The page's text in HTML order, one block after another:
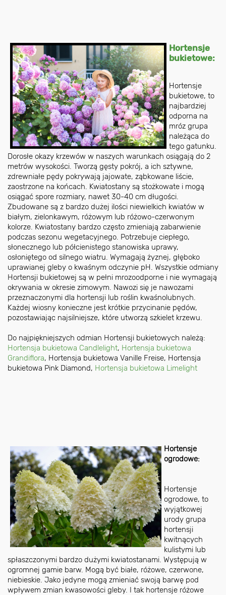
Hortensje
bukietowe:
Hortensje
bukietowe, to
najbardziej
odporna na
mróz grupa
należąca do
tego gatunku.
Dorosłe okazy krzewów w naszych warunkach osiągają do 2
metrów wysokości. Tworzą gęsty pokrój, a ich sztywne,
zdrewniałe pędy pokrywają jajowate, ząbkowane liście,
zaostrzone na końcach. Kwiatostany są stożkowate i mogą
osiągać spore rozmiary, nawet 30-40 cm długości.
Zbudowane są z bardzo dużej ilości niewielkich kwiatów w
białym, zielonkawym, różowym lub różowo-czerwonym
kolorze. Kwiatostany bardzo często zmieniają zabarwienie
podczas sezonu wegetacyjnego. Potrzebuje ciepłego,
słonecznego lub półcienistego stanowiska uprawy,
osłoniętego od silnego wiatru. Wymagają żyznej, głęboko
uprawianej gleby o kwaśnym odczynie pH. Wszystkie odmiany
Hortensji bukietowej są w pełni mrozoodporne i nie wymagają
okrywania w okresie zimowym. Nawozi się je nawozami
przeznaczonymi dla hortensji lub roślin kwaśnolubnych.
Każdej wiosny konieczne jest krótkie przycinanie pędów,
pozostawiając najsilniejsze, które utworzą szkielet krzewu.
Do najpiękniejszych odmian Hortensji bukietowych należą:
Hortensja bukietowa Candlelight, Hortensja bukietowa
Grandiflora, Hortensja bukietowa Vanille Freise, Hortensja
bukietowa Pink Diamond, Hortensja bukietowa Limelight
Hortensje
ogrodowe:
Hortensje
ogrodowe, to
wyjątkowej
urody grupa
hortensji
kwitnących
kulistymi lub
spłaszczonymi bardzo dużymi kwiatostanami. Występują w
ogromnej gamie barw. Mogą być białe, różowe, czerwone,
niebieskie. Jako jedyne mogą zmieniać swoją barwę pod
wpływem zmian kwasowości gleby. I tak hortensje różowe